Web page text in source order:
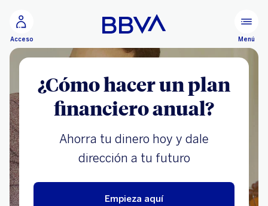
Acceso Menú
¿Cómo hacer un plan
financiero anual?
Ahorra tu dinero hoy y dale
dirección a tu futuro
Empieza aquí